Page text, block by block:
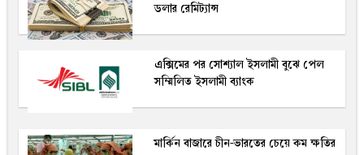
ডলার রেমিট্যান্স
এক্সিমের পর সোশ্যাল ইসলামী বুঝে পেল
সম্মিলিত ইসলামী ব্যাংক
মার্কিন বাজারে চীন-ভারতের চেয়ে কম ক্ষতির